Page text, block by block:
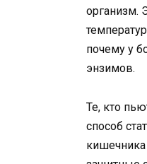
организм.
почему у
энзимов.
Те, кто
способ
кишечника